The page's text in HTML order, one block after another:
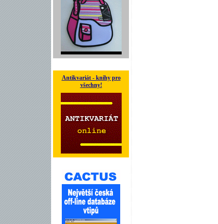
Antikvariát - knihy pro
všechny!